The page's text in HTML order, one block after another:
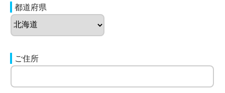
都道府県
ご住所